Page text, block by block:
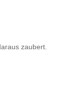
zaubert.